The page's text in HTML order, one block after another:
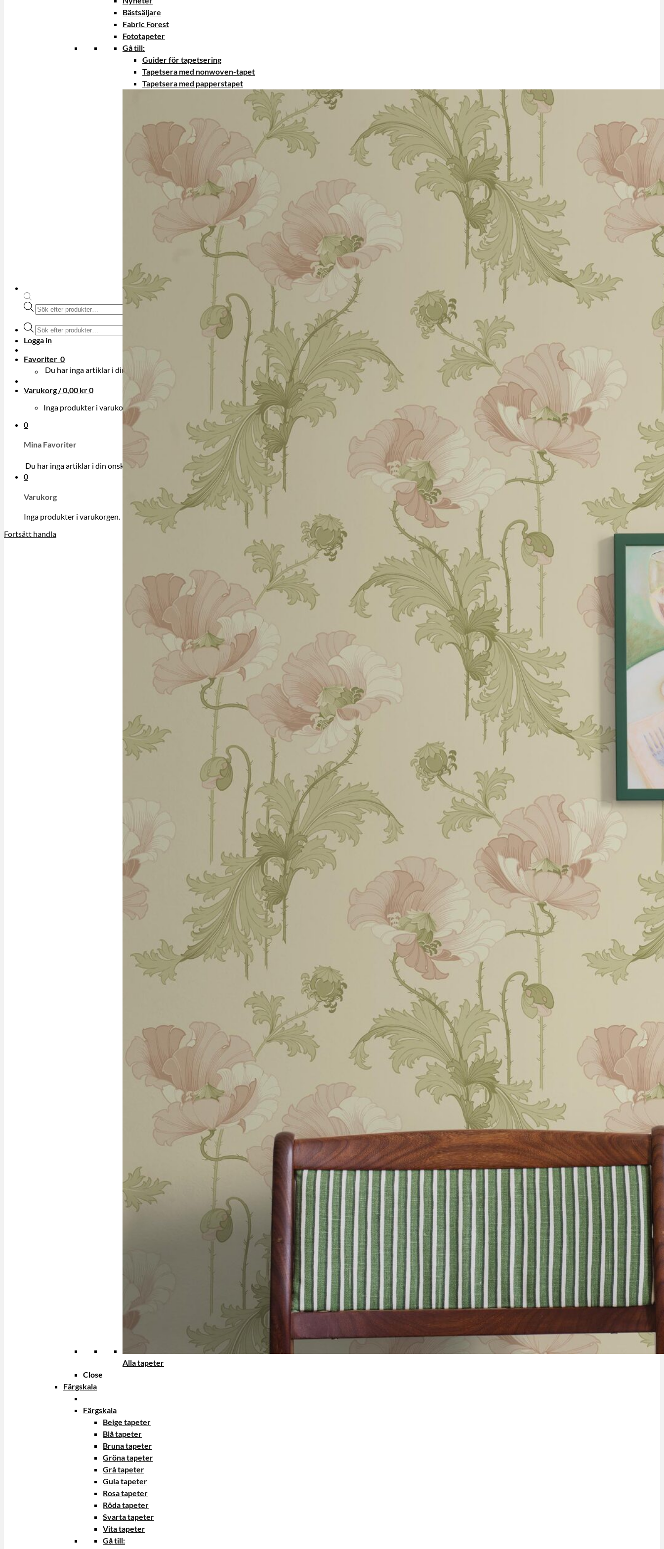
Produktsökning
Produktsökning
Logga in
Favoriter 0
Du har inga artiklar i din onskelista.
Varukorg /0,00 kr0
Inga produkter i varukorgen.
0
Mina Favoriter
Du har inga artiklar i din onskelista.
0
Varukorg
Inga produkter i varukorgen.
Fortsätt handla
Bästsäljare
Fabric Forest
Fototapeter
Gå till:
Guider för tapetsering
Tapetsera med nonwoven-tapet
Tapetsera med papperstapet
Alla tapeter
Close
Färgskala
Färgskala
Beige tapeter
Blå tapeter
Bruna tapeter
Gröna tapeter
Grå tapeter
Gula tapeter
Rosa tapeter
Röda tapeter
Svarta tapeter
Vita tapeter
Gå till: